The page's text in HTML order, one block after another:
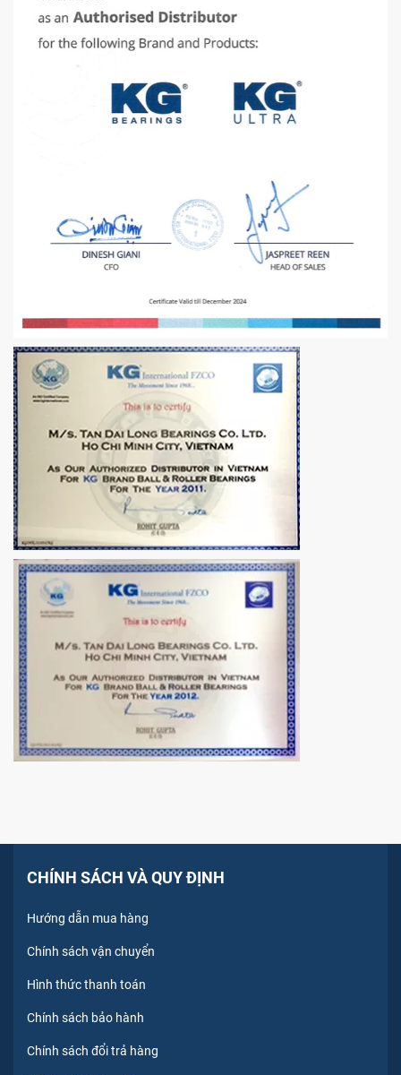
CHÍNH SÁCH VÀ QUY ĐỊNH
Hướng dẫn mua hàng
Chính sách vận chuyển
Hình thức thanh toán
Chính sách bảo hành
Chính sách đổi trả hàng